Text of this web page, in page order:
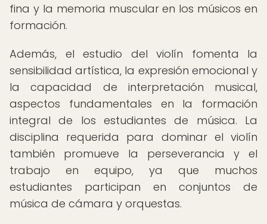
fina y la memoria muscular en los músicos en
formación.
Además, el estudio del violín fomenta la
sensibilidad artística, la expresión emocional y
la capacidad de interpretación musical,
aspectos fundamentales en la formación
integral de los estudiantes de música. La
disciplina requerida para dominar el violín
también promueve la perseverancia y el
trabajo en equipo, ya que muchos
estudiantes participan en conjuntos de
música de cámara y orquestas.